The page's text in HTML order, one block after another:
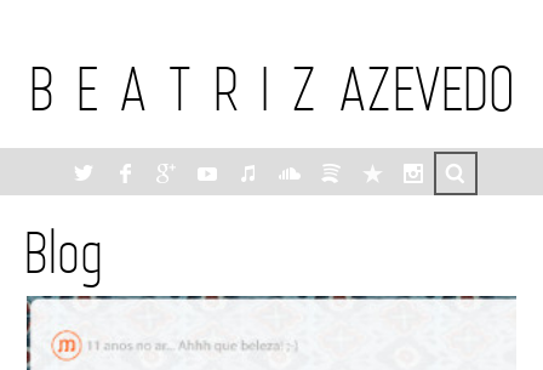
B E A T R I Z AZEVEDO
Blog